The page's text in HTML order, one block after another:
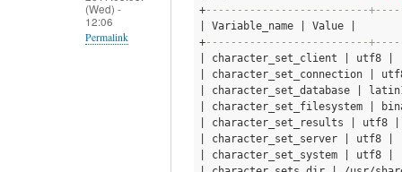
(Wed) -
12:06
Permalink
+--------------------------
| Variable_name | Value |
+--------------------------
| character_set_client | utf8 |
| character_set_connection |
| character_set_database |
| character_set_filesystem |
| character_set_results | utf8
| character_set_server | utf8 |
| character_set_system | utf8 |